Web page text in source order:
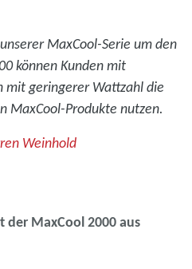
MaxCool-Serie um den
können Kunden mit
mit geringerer Wattzahl die
MaxCool-Produkte nutzen.
Weinhold
der MaxCool 2000 aus